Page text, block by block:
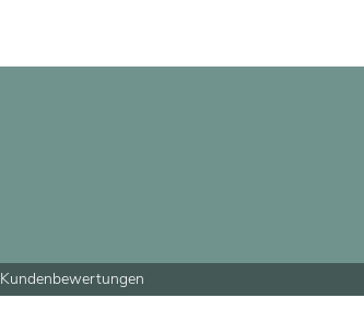
Kundenbewertungen